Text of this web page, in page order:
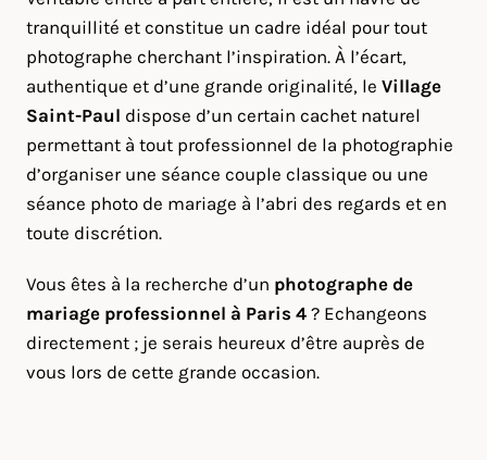
tranquillité et constitue un cadre idéal pour tout
photographe cherchant l’inspiration. À l’écart,
authentique et d’une grande originalité, le Village
Saint-Paul dispose d’un certain cachet naturel
permettant à tout professionnel de la photographie
d’organiser une séance couple classique ou une
séance photo de mariage à l’abri des regards et en
toute discrétion.
Vous êtes à la recherche d’un photographe de
mariage professionnel à Paris 4 ? Echangeons
directement ; je serais heureux d’être auprès de
vous lors de cette grande occasion.